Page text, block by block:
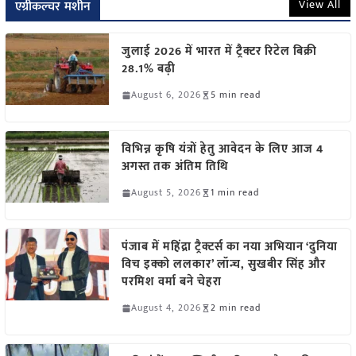
एग्रीकल्चर मशीन View All
जुलाई 2026 में भारत में ट्रैक्टर रिटेल बिक्री
28.1% बढ़ी
August 6, 2026 5 min read
विभिन्न कृषि यंत्रों हेतु आवेदन के लिए आज 4
अगस्त तक अंतिम तिथि
August 5, 2026 1 min read
पंजाब में महिंद्रा ट्रैक्टर्स का नया अभियान ‘दुनिया
विच इक्को ललकार’ लॉन्च, सुखबीर सिंह और
परमिश वर्मा बने चेहरा
August 4, 2026 2 min read